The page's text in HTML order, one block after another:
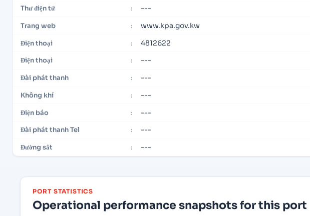
Thư điện tử : ---
Trang web : www.kpa.gov.kw
Điện thoại : 4812622
Điện thoại : ---
Đài phát thanh : ---
Không khí : ---
Điện báo : ---
Đài phát thanh Tel : ---
Đường sắt : ---
PORT STATISTICS
Operational performance snapshots for this port